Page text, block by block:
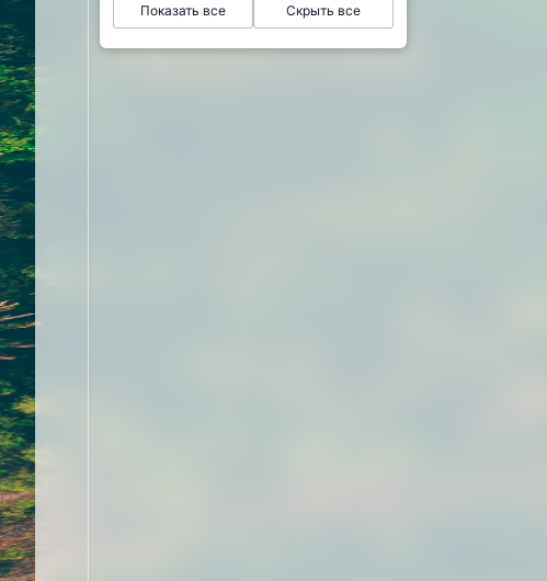
Показать все Скрыть все